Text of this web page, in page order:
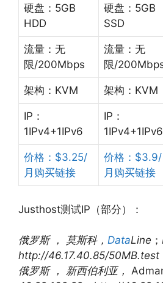
硬盘：5GB
HDD
硬盘：5GB
SSD
流量：无
限/200Mbps
流量：无
限/
架构：KVM 架构：KVM
IP：
1IPv4+1IPv6
IP：
1IPv4+1IPv6
价格：$3.25/
月购买链接
价格：$3.9/
月购买链接
Justhost测试IP（部分）：
俄罗斯 ， 莫斯科， DataLine ；
http://46.17.40.85/50MB.test
俄罗斯 ， 新西伯利亚，